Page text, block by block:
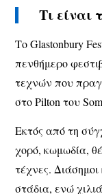
Τι είναι
Το Glastonbury
πενθήμερο
τεχνών που
στο Pilton του
Εκτός από τη
χορό, κωμωδία,
τέχνες.
στάδια, ενώ